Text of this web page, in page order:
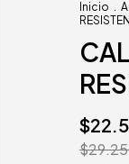
Inicio